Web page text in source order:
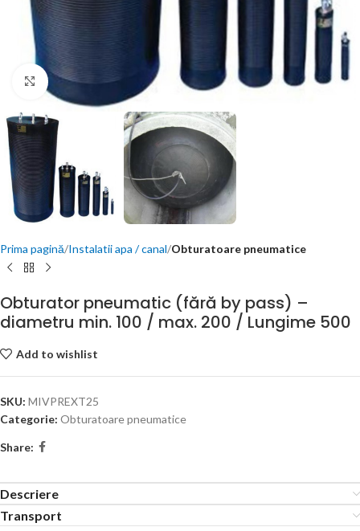
Click to enlarge
Prima pagină Instalatii apa / canal Obturatoare pneumatice
Obturator pneumatic (fără by pass) –
diametru min. 100 / max. 200 / Lungime 500
Add to wishlist
SKU: MIVPREXT25
Categorie: Obturatoare pneumatice
Share:
Descriere
Transport